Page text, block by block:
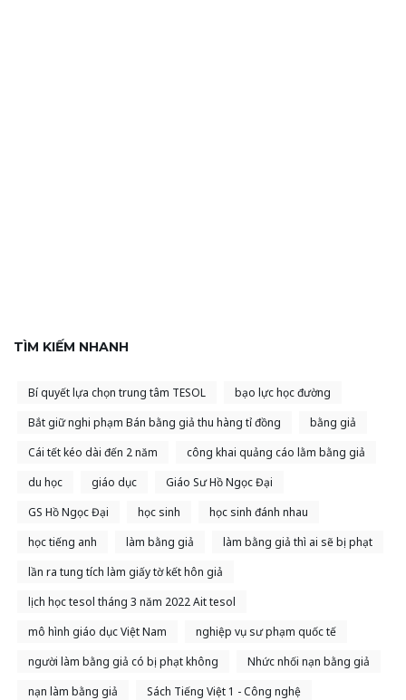
TÌM KIẾM NHANH
Bí quyết lựa chọn trung tâm TESOL
bạo lực học đường
Bắt giữ nghi phạm Bán bằng giả thu hàng tỉ đồng
bằng giả
Cái tết kéo dài đến 2 năm
công khai quảng cáo lằm bằng giả
du học
giáo dục
Giáo Sư Hồ Ngọc Đại
GS Hồ Ngọc Đại
học sinh
học sinh đánh nhau
học tiếng anh
làm bằng giả
làm bằng giả thì ai sẽ bị phạt
lần ra tung tích làm giấy tờ kết hôn giả
lịch học tesol tháng 3 năm 2022 Ait tesol
mô hình giáo dục Việt Nam
nghiệp vụ sư phạm quốc tế
người làm bằng giả có bị phạt không
Nhức nhối nạn bằng giả
nạn làm bằng giả
Sách Tiếng Việt 1 - Công nghệ